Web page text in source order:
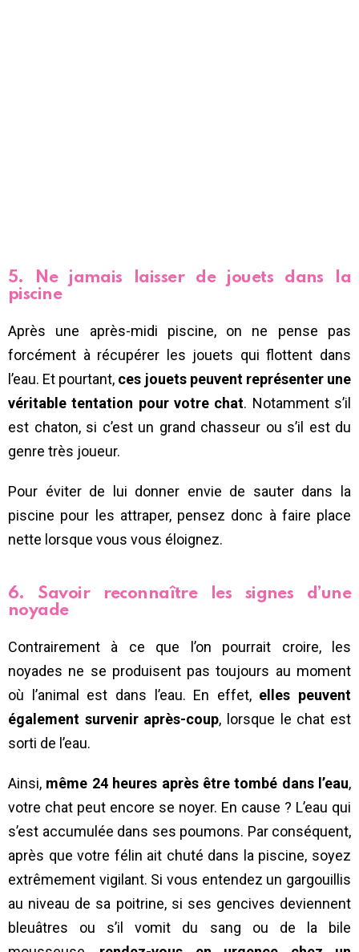
5. Ne jamais laisser de jouets dans la
piscine
Après une après-midi piscine, on ne pense pas
forcément à récupérer les jouets qui flottent dans
l’eau. Et pourtant, ces jouets peuvent représenter une
véritable tentation pour votre chat. Notamment s’il
est chaton, si c’est un grand chasseur ou s’il est du
genre très joueur.
Pour éviter de lui donner envie de sauter dans la
piscine pour les attraper, pensez donc à faire place
nette lorsque vous vous éloignez.
6. Savoir reconnaître les signes d’une
noyade
Contrairement à ce que l’on pourrait croire, les
noyades ne se produisent pas toujours au moment
où l’animal est dans l’eau. En effet, elles peuvent
également survenir après-coup, lorsque le chat est
sorti de l’eau.
Ainsi, même 24 heures après être tombé dans l’eau,
votre chat peut encore se noyer. En cause ? L’eau qui
s’est accumulée dans ses poumons. Par conséquent,
après que votre félin ait chuté dans la piscine, soyez
extrêmement vigilant. Si vous entendez un gargouillis
au niveau de sa poitrine, si ses gencives deviennent
bleuâtres ou s’il vomit du sang ou de la bile